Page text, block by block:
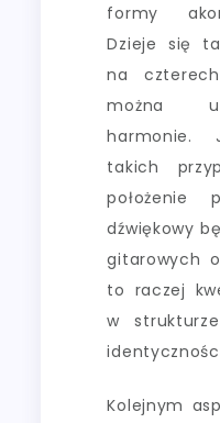
formy
Dzieje się
na
można
harmonie.
takich
położenie
dźwiękowy
gitarowych
to raczej
w
Kolejnym